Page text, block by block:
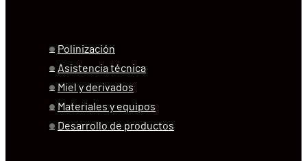
Polinización
Asistencia técnica
Miel y derivados
Materiales y equipos
Desarrollo de productos